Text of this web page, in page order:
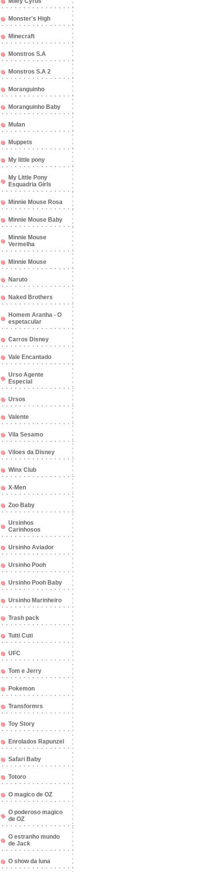
Monster's High
Minecraft
Monstros S.A
Monstros S.A 2
Moranguinho
Moranguinho Baby
Mulan
Muppets
My little pony
My Little Pony
Esquadria Girls
Minnie Mouse Rosa
Minnie Mouse Baby
Minnie Mouse
Vermelha
Minnie Mouse
Naruto
Naked Brothers
Homem Aranha - O
espetacular
Carros Disney
Vale Encantado
Urso Agente
Especial
Ursos
Valente
Vila Sesamo
Viloes da Disney
Winx Club
X-Men
Zoo Baby
Ursinhos
Carinhosos
Ursinho Aviador
Ursinho Pooh
Ursinho Pooh Baby
Ursinho Marinheiro
Trash pack
Tutti Cuti
UFC
Tom e Jerry
Pokemon
Transformrs
Toy Story
Enrolados Rapunzel
Safari Baby
Totoro
O magico de OZ
O poderoso magico
de OZ
O estranho mundo
de Jack
O show da luna